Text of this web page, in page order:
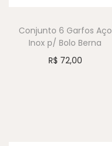
Conjunto 6 Garfos Aço
Inox p/ Bolo Berna
R$ 72,00